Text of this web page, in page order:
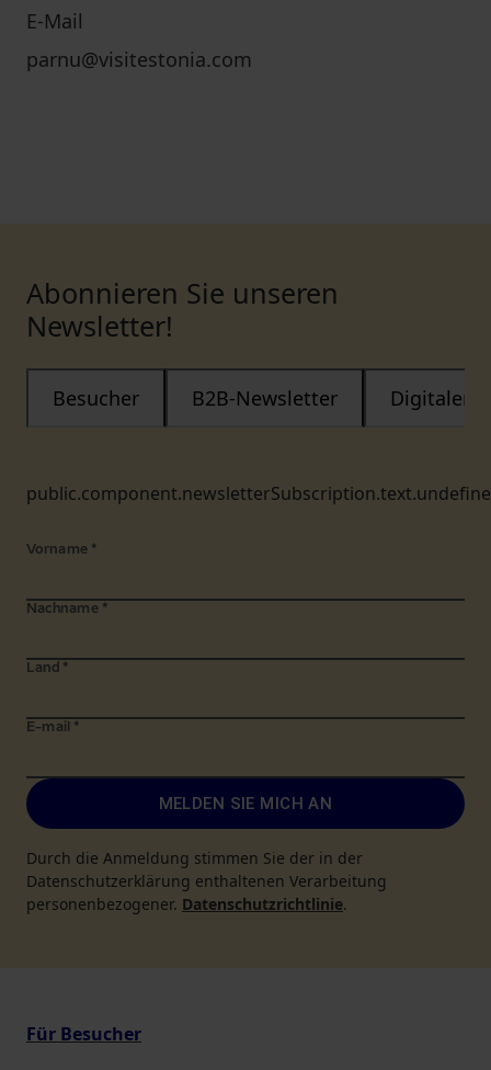
E-Mail
parnu@visitestonia.com
Abonnieren Sie unseren
Newsletter!
Besucher B2B-Newsletter Digitaler
Vorname *
Nachname *
Land *
E-mail *
MELDEN SIE MICH AN
Durch die Anmeldung stimmen Sie der in der
Datenschutzerklärung enthaltenen Verarbeitung
personenbezogener. Datenschutzrichtlinie.
Für Besucher